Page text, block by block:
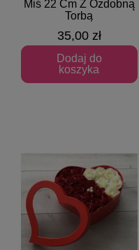
Miś 22 Cm Z Ozdobną
Torbą
35,00 zł
Dodaj do
koszyka